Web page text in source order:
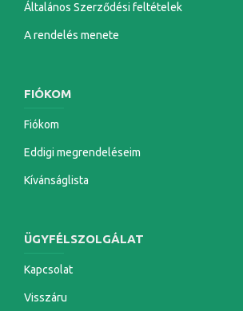
Általános Szerződési feltételek
A rendelés menete
FIÓKOM
Fiókom
Eddigi megrendeléseim
Kívánságlista
ÜGYFÉLSZOLGÁLAT
Kapcsolat
Visszáru